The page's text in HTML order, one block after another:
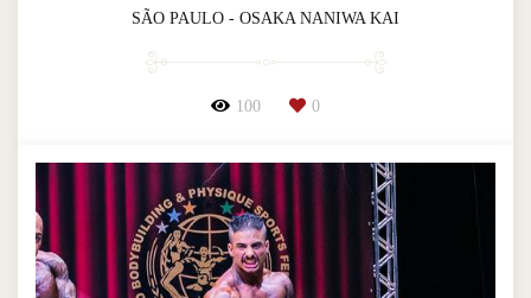
SÃO PAULO - OSAKA NANIWA KAI
100 0